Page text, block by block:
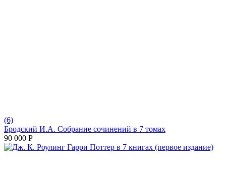
(6)
Бродский И.А. Собрание сочинений в 7 томах
90 000 Р